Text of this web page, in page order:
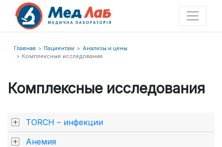
Главная Пациентам
Анализы и цены
Комплексные исследования
Комплексные исследования
TORCH – инфекции
Анемия